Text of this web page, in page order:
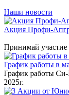
Наши новости
Акция Профи-
Принимай
График работы в
График работы Си-
2025г.